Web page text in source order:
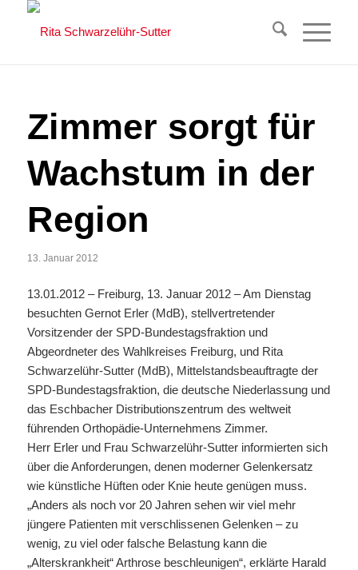
Zimmer sorgt für
Wachstum in der
Region
13. Januar 2012
13.01.2012 – Freiburg, 13. Januar 2012 – Am Dienstag
besuchten Gernot Erler (MdB), stellvertretender
Vorsitzender der SPD-Bundestagsfraktion und
Abgeordneter des Wahlkreises Freiburg, und Rita
Schwarzelühr-Sutter (MdB), Mittelstandsbeauftragte der
SPD-Bundestagsfraktion, die deutsche Niederlassung und
das Eschbacher Distributionszentrum des weltweit
führenden Orthopädie-Unternehmens Zimmer.
Herr Erler und Frau Schwarzelühr-Sutter informierten sich
über die Anforderungen, denen moderner Gelenkersatz
wie künstliche Hüften oder Knie heute genügen muss.
„Anders als noch vor 20 Jahren sehen wir viel mehr
jüngere Patienten mit verschlissenen Gelenken – zu
wenig, zu viel oder falsche Belastung kann die
„Alterskrankheit“ Arthrose beschleunigen“, erklärte Harald